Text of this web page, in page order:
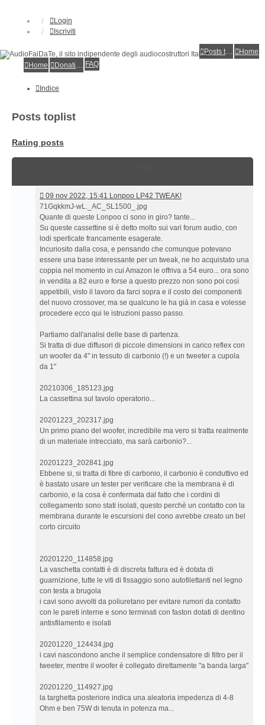
Login
Iscriviti
Posts toplist
Home
Home
Donations FAQ
Indice
Posts toplist
Rating posts
09
nov
2022,
15:41 Lonpoo
LP42
TWEAK!
09 nov 2022, 15:41 Lonpoo LP42 TWEAK!
71GqkkmJ-wL._AC_SL1500_.jpg
Quante di queste Lonpoo ci sono in giro? tante...
Su queste cassettine si è detto molto sui vari forum audio, con
lodi sperticate francamente esagerate.
Incuriosito dalla cosa, e pensando che comunque potevano
essere una base interessante per un tweak, ne ho acquistato una
coppia nel momento in cui Amazon le offriva a 54 euro... ora sono
in vendita a 82 euro e forse a questo prezzo non sono poi così
appetibili, visto il lavoro da farci sopra e il costo dei componenti
del nuovo crossover, ma se qualcuno le ha già in casa e volesse
procedere ecco qui le istruzioni passo passo.
Partiamo dall'analisi delle base di partenza.
Si tratta di due diffusori di piccole dimensioni in carico reflex con
un woofer da 4" in tessuto di carbonio (!) e un tweeter a cupola
da 1"
20210306_185123.jpg
La cassettina sul tavolo operatorio...
20201223_202317.jpg
Un primo piano del woofer, incredibile ma vero si tratta realmente
di un materiale intrecciato, ma sarà carbonio?...
20201223_202841.jpg
Ebbene si, si tratta di fibre di carbonio, il carbonio è conduttivo ed
è bastato usare un tester per verificare che la membrana è di
carbonio, e la cosa è confermata dal fatto che i cordini di
collegamento sono stati isolati, questo perchè un contatto con la
membrana durante le escursioni del cono avrebbe creato un bel
corto circuito
20201220_114858.jpg
La vaschetta contatti è di discreta fattura ed è dotata di
guarnizione, tutte le viti di fissaggio sono autofilettanti nel legno
con testa a brugola
i cavi sono avvolti da poliuretano per evitare rumori da contatto
con le pareti interne e sono terminati con faston dotati di dentino
antisfilamento e isolati
20201220_124434.jpg
i cavi nascondono anche il semplice condensatore di filtro per il
tweeter, mentre il woofer è collegato direttamente "a banda larga"
20201220_114927.jpg
la targhetta posteriore indica una aleatoria impedenza di 4-8
Ohm e ben 75W di tenuta in potenza ma...